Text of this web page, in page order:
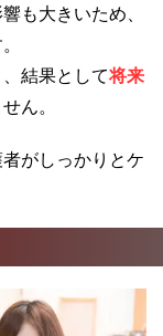
も大きいため、
結果として将来
ん。
がしっかりとケ